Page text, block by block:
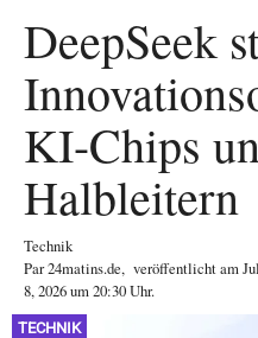
DeepSeek
KI-Chips
Halbleitern
Technik
Par24matins.de, veröffentlicht am
8, 2026 um 20:30 Uhr.
TECHNIK